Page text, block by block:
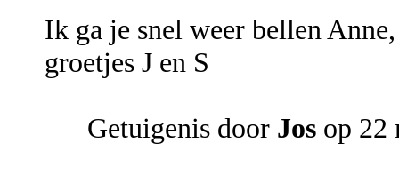
Ik ga je snel weer bellen
groetjes J en S
Getuigenis door Jos op 22